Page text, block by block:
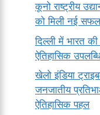
कूनो राष्ट्रीय
को मिली नई
दिल्ली में भारत
ऐतिहासिक
खेलो इंडिया
जनजातीय
ऐतिहासिक पहल